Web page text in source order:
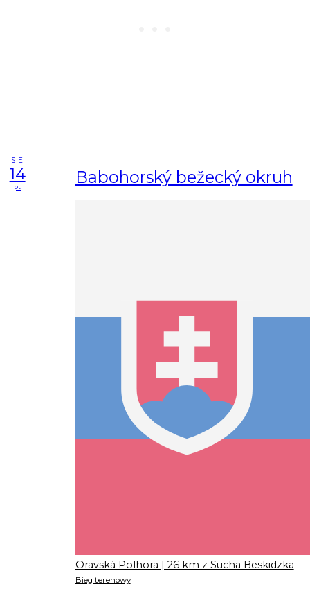
SIE
14
pt Babohorský bežecký okruh
Oravská Polhora | 26 km z Sucha Beskidzka
Bieg terenowy